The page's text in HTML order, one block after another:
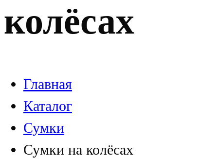
колёсах
Главная
Каталог
Сумки
Сумки на колёсах